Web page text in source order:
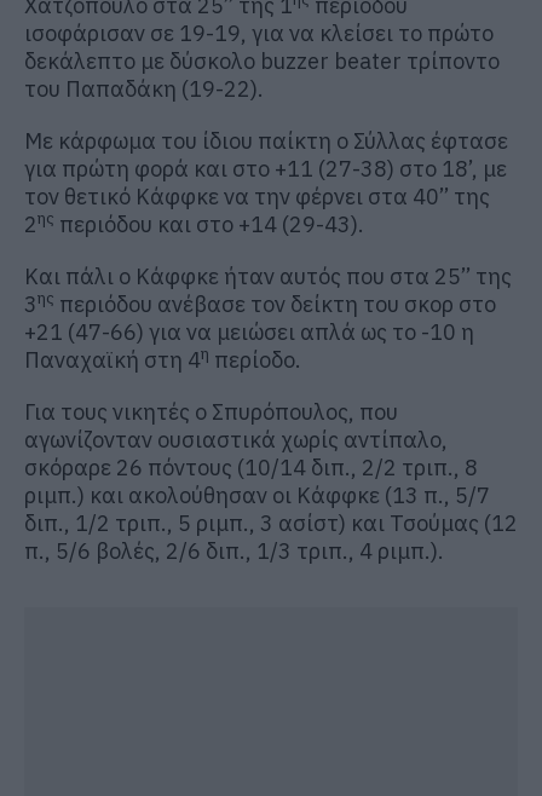
ισοφάρισαν σε 19-19, για να κλείσει το πρώτο
δεκάλεπτο με δύσκολο buzzer beater τρίποντο
του Παπαδάκη (19-22).
Με κάρφωμα του ίδιου παίκτη ο Σύλλας έφτασε
για πρώτη φορά και στο +11 (27-38) στο 18’, με
τον θετικό Κάφφκε να την φέρνει στα 40’’ της
2ης περιόδου και στο +14 (29-43).
Και πάλι ο Κάφφκε ήταν αυτός που στα 25’’ της
3ης περιόδου ανέβασε τον δείκτη του σκορ στο
+21 (47-66) για να μειώσει απλά ως το -10 η
Παναχαϊκή στη 4η περίοδο.
Για τους νικητές ο Σπυρόπουλος, που
αγωνίζονταν ουσιαστικά χωρίς αντίπαλο,
σκόραρε 26 πόντους (10/14 διπ., 2/2 τριπ., 8
ριμπ.) και ακολούθησαν οι Κάφφκε (13 π., 5/7
διπ., 1/2 τριπ., 5 ριμπ., 3 ασίστ) και Τσούμας (12
π., 5/6 βολές, 2/6 διπ., 1/3 τριπ., 4 ριμπ.).